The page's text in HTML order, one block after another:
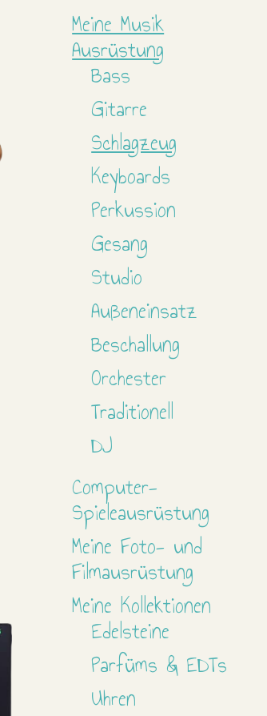
Meine Musik
Ausrüstung
Bass
Gitarre
Schlagzeug
Keyboards
Perkussion
Gesang
Studio
Außeneinsatz
Beschallung
Orchester
Traditionell
DJ
Computer-
Spieleausrüstung
Meine Foto- und
Filmausrüstung
Meine Kollektionen
Edelsteine
Parfüms & EDTs
Uhren